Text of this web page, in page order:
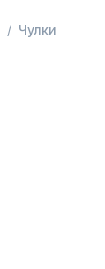
Чулки